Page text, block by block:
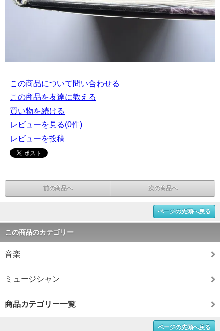
この商品について問い合わせる
この商品を友達に教える
買い物を続ける
レビューを見る(0件)
レビューを投稿
前の商品へ 次の商品へ
ページの先頭へ戻る
この商品のカテゴリー
音楽
ミュージシャン
商品カテゴリー一覧
ページの先頭へ戻る